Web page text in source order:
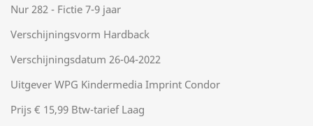
Nur 282 - Fictie 7-9 jaar
Verschijningsvorm Hardback
Verschijningsdatum 26-04-2022
Uitgever WPG Kindermedia Imprint Condor
Prijs € 15,99 Btw-tarief Laag